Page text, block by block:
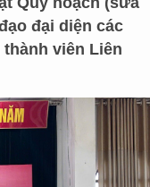
đại diện các
viên Liên